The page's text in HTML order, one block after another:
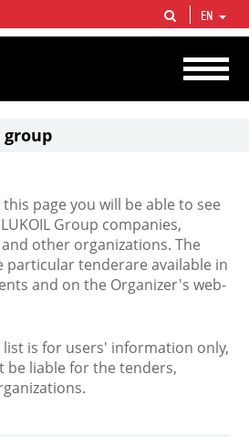
& gas vertical integrated companies in the world
production and circa 1% of proved hydrocarbon
EN
group
page you will be able to see
Group companies,
other organizations. The
tenderare available in
and on the Organizer's web-
is for users' information only,
be liable for the tenders,